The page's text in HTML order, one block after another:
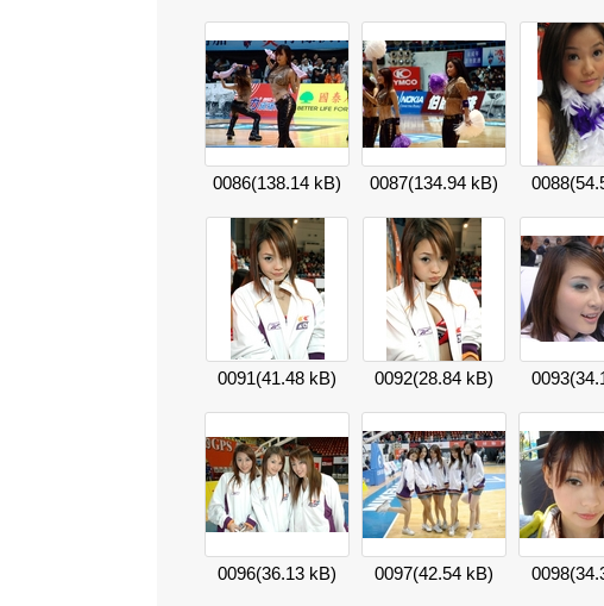
0086(138.14 kB) 0087(134.94 kB) 0088
0091(41.48 kB) 0092(28.84 kB) 0093
0096(36.13 kB) 0097(42.54 kB) 0098